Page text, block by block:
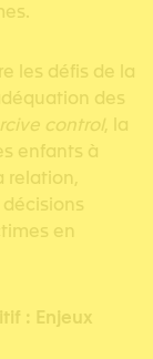
les défis de la
des
control, la
enfants à
relation,
en
: Enjeux